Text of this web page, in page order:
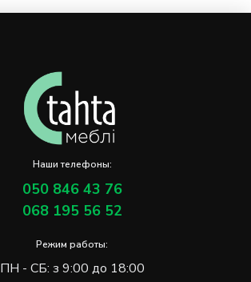
Наши телефоны:
050 846 43 76
068 195 56 52
Режим работы:
ПН - СБ: з 9:00 до 18:00